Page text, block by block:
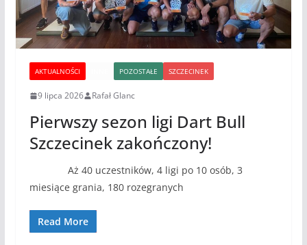
AKTUALNOŚCI POZOSTAŁE SZCZECINEK
9 lipca 2026 Rafał Glanc
Pierwszy sezon ligi Dart Bull
Szczecinek zakończony!
Aż 40 uczestników, 4 ligi po 10 osób, 3
miesiące grania, 180 rozegranych
Read More